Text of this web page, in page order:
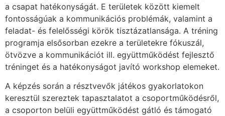
a csapat hatékonyságát. E területek között kiemelt
fontosságúak a kommunikációs problémák, valamint a
feladat- és felelősségi körök tisztázatlansága. A tréning
programja elsősorban ezekre a területekre fókuszál,
ötvözve a kommunikációt ill. együttműködést fejlesztő
tréninget és a hatékonyságot javító workshop elemeket.
A képzés során a résztvevők játékos gyakorlatokon
keresztül szereztek tapasztalatot a csoportműködésről,
a csoporton belüli együttműködést gátló és támogató